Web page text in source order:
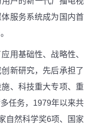
服务系统成为国内首
基础性、战略性、
新研究，先后承担了
、科技重大专项、重
任务，1979年以来共
自然科学奖6项、国家